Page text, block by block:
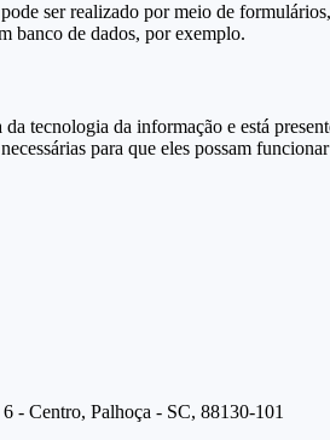
ser realizado por meio de
banco de dados, por exemplo.
tecnologia da informação e está
para que eles possam
- Centro, Palhoça - SC, 88130-101